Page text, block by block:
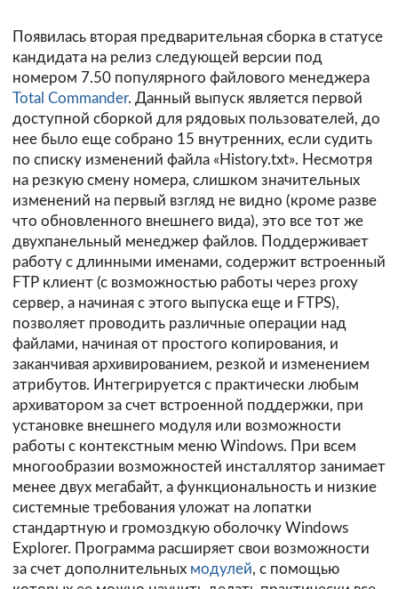
Появилась вторая предварительная сборка в статусе
кандидата на релиз следующей версии под
номером 7.50 популярного файлового менеджера
Total Commander. Данный выпуск является первой
доступной сборкой для рядовых пользователей, до
нее было еще собрано 15 внутренних, если судить
по списку изменений файла «History.txt». Несмотря
на резкую смену номера, слишком значительных
изменений на первый взгляд не видно (кроме разве
что обновленного внешнего вида), это все тот же
двухпанельный менеджер файлов. Поддерживает
работу с длинными именами, содержит встроенный
FTP клиент (с возможностью работы через proxy
сервер, а начиная с этого выпуска еще и FTPS),
позволяет проводить различные операции над
файлами, начиная от простого копирования, и
заканчивая архивированием, резкой и изменением
атрибутов. Интегрируется с практически любым
архиватором за счет встроенной поддержки, при
установке внешнего модуля или возможности
работы с контекстным меню Windows. При всем
многообразии возможностей инсталлятор занимает
менее двух мегабайт, а функциональность и низкие
системные требования уложат на лопатки
стандартную и громоздкую оболочку Windows
Explorer. Программа расширяет свои возможности
за счет дополнительных модулей, с помощью